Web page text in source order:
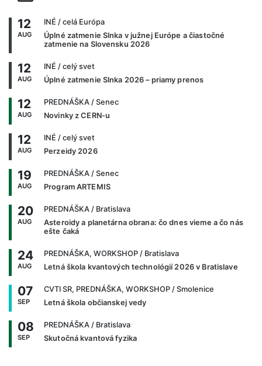
12
AUG
INÉ / celá Európa
Úplné zatmenie Slnka v južnej Európe a čiastočné
zatmenie na Slovensku 2026
12
AUG
INÉ / celý svet
Úplné zatmenie Slnka 2026 – priamy prenos
12
AUG
PREDNÁŠKA / Senec
Novinky z CERN-u
12
AUG
INÉ / celý svet
Perzeidy 2026
19
AUG
PREDNÁŠKA / Senec
Program ARTEMIS
20
AUG
PREDNÁŠKA / Bratislava
Asteroidy a planetárna obrana: čo dnes vieme a čo nás
ešte čaká
24
AUG
PREDNÁŠKA, WORKSHOP / Bratislava
Letná škola kvantových technológií 2026 v Bratislave
07
SEP
CVTI SR, PREDNÁŠKA, WORKSHOP / Smolenice
Letná škola občianskej vedy
08
SEP
PREDNÁŠKA / Bratislava
Skutočná kvantová fyzika